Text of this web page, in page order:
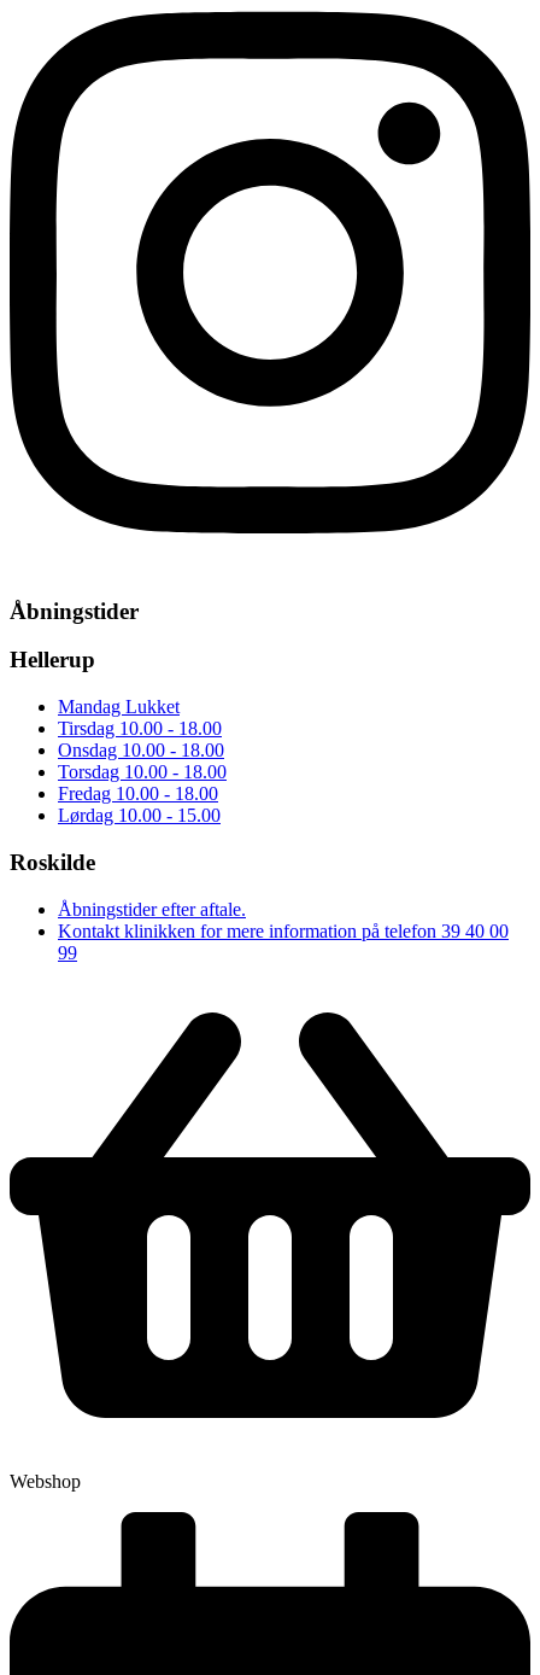
Åbningstider
Hellerup
Mandag Lukket
Tirsdag 10.00 - 18.00
Onsdag 10.00 - 18.00
Torsdag 10.00 - 18.00
Fredag 10.00 - 18.00
Lørdag 10.00 - 15.00
Roskilde
Åbningstider efter aftale.
Kontakt klinikken for mere information på telefon 39 40 00
99
Webshop